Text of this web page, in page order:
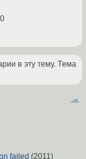
в эту тему. Тема
→
failed (2011)